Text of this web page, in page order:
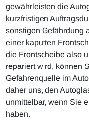
gewährleisten die
kurzfristigen
sonstigen Gefährdung
einer kaputten
die Frontscheibe also
repariert wird, können
Gefahrenquelle im
daher uns, den
unmittelbar, wenn Sie
haben.